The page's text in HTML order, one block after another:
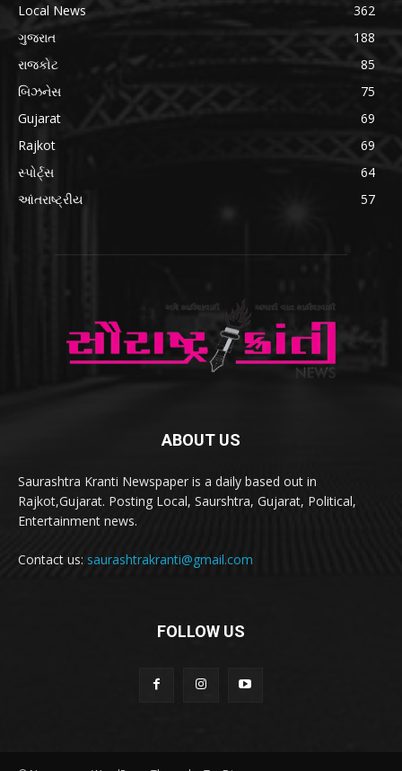
Local News
362
ગુજરાત
188
રાજકોટ
85
બિઝનેસ
75
Gujarat
69
Rajkot
69
સ્પોર્ટ્સ
64
આંતરાષ્ટ્રીય
57
ABOUT US
Saurashtra Kranti Newspaper is a daily based out in
Rajkot,Gujarat. Posting Local, Saurshtra, Gujarat, Political,
Entertainment news.
Contact us: saurashtrakranti@gmail.com
FOLLOW US